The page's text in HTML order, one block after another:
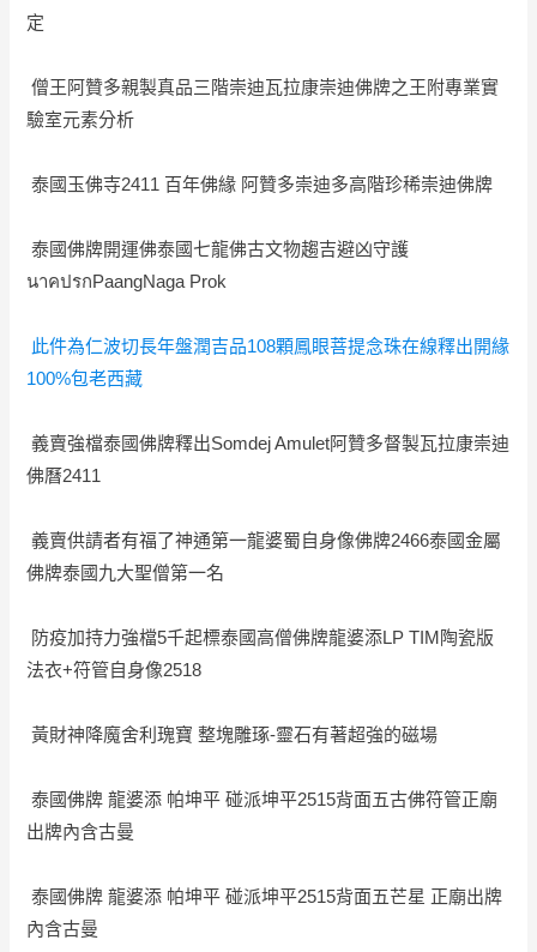
定
僧王阿贊多親製真品三階崇迪瓦拉康崇迪佛牌之王附專業實
驗室元素分析
泰國玉佛寺2411 百年佛緣 阿贊多崇迪多高階珍稀崇迪佛牌
泰國佛牌開運佛泰國七龍佛古文物趨吉避凶守護
นาคปรกPaangNaga Prok
此件為仁波切長年盤潤吉品108顆鳳眼菩提念珠在線釋出開緣
100%包老西藏
義賣強檔泰國佛牌釋出Somdej Amulet阿贊多督製瓦拉康崇迪
佛曆2411
義賣供請者有福了神通第一龍婆蜀自身像佛牌2466泰國金屬
佛牌泰國九大聖僧第一名
防疫加持力強檔5千起標泰國高僧佛牌龍婆添LP TIM陶瓷版
法衣+符管自身像2518
黃財神降魔舍利瑰寶 整塊雕琢-靈石有著超強的磁場
泰國佛牌 龍婆添 帕坤平 碰派坤平2515背面五古佛符管正廟
出牌內含古曼
泰國佛牌 龍婆添 帕坤平 碰派坤平2515背面五芒星 正廟出牌
內含古曼